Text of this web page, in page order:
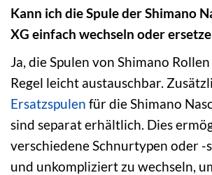
Kann ich die Spule der Shimano
XG einfach wechseln oder
Ja, die Spulen von Shimano
Regel leicht austauschbar.
Ersatzspulen für die Shimano
sind separat erhältlich. Dies
verschiedene Schnurtypen oder -
und unkompliziert zu wechseln,